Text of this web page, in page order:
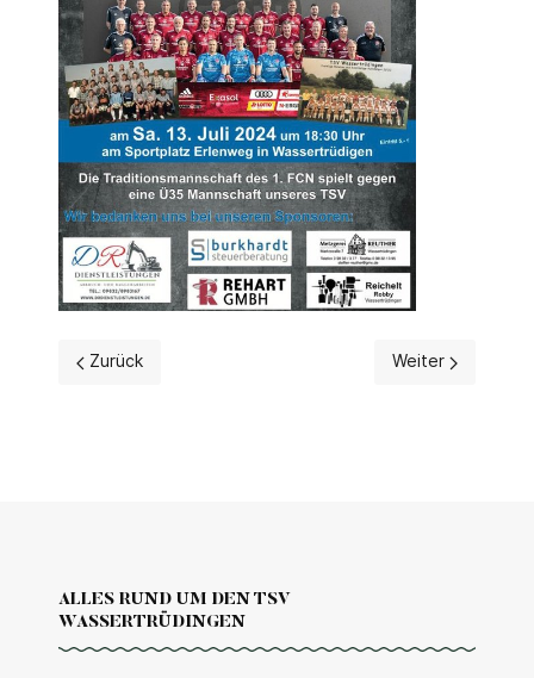
Vorheriger Beitrag: B-Junioren
Zurück Nächster
Weiter
ALLES RUND UM DEN TSV
WASSERTRÜDINGEN